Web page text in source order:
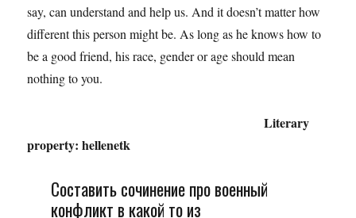
say, can understand and help us. And it doesn’t matter how
different this person might be. As long as he knows how to
be a good friend, his race, gender or age should mean
nothing to you.
Literary
property: hellenetk
Составить сочинение про военный
конфликт в какой то из